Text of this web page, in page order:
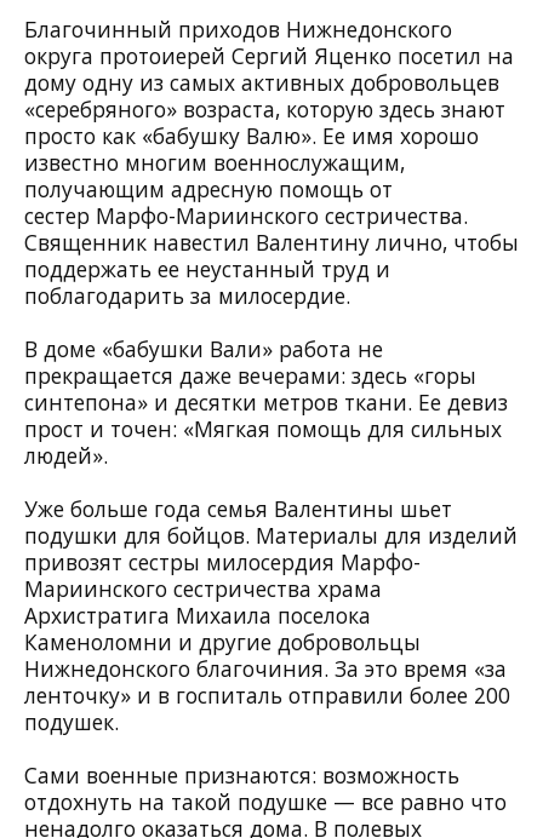
Благочинный приходов Нижнедонского
округа протоиерей Сергий Яценко посетил на
дому одну из самых активных добровольцев
«серебряного» возраста, которую здесь знают
просто как «бабушку Валю». Ее имя хорошо
известно многим военнослужащим,
получающим адресную помощь от
сестер Марфо-Мариинского сестричества.
Священник навестил Валентину лично, чтобы
поддержать ее неустанный труд и
поблагодарить за милосердие.
В доме «бабушки Вали» работа не
прекращается даже вечерами: здесь «горы
синтепона» и десятки метров ткани. Ее девиз
прост и точен: «Мягкая помощь для сильных
людей».
Уже больше года семья Валентины шьет
подушки для бойцов. Материалы для изделий
привозят сестры милосердия Марфо-
Мариинского сестричества храма
Архистратига Михаила поселока
Каменоломни и другие добровольцы
Нижнедонского благочиния. За это время «за
ленточку» и в госпиталь отправили более 200
подушек.
Сами военные признаются: возможность
отдохнуть на такой подушке — все равно что
ненадолго оказаться дома. В полевых